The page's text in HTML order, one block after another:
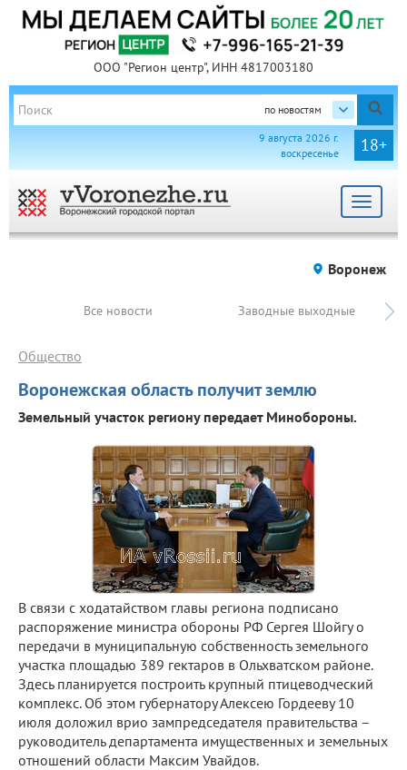
ООО "Регион центр", ИНН 4817003180
по новостям
18+
9 августа 2026 г.
воскресенье
Toggle
Воронеж
Все новости Заводные выходные
Воронежская область получит землю
Общество
Земельный участок региону передает Минобороны.
В связи с ходатайством главы региона подписано
распоряжение министра обороны РФ Сергея Шойгу о
передачи в муниципальную собственность земельного
участка площадью 389 гектаров в Ольхватском районе.
Здесь планируется построить крупный птицеводческий
комплекс. Об этом губернатору Алексею Гордееву 10
июля доложил врио зампредседателя правительства –
руководитель департамента имущественных и земельных
отношений области Максим Увайдов.